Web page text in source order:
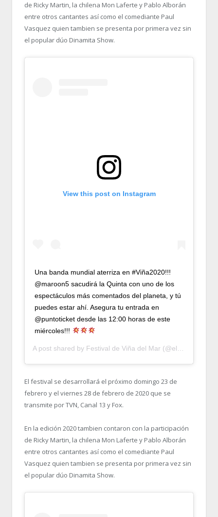
de Ricky Martin, la chilena Mon Laferte y Pablo Alborán
entre otros cantantes así como el comediante Paul
Vasquez quien tambien se presenta por primera vez sin
el popular dúo Dinamita Show.
View this post on Instagram
Una banda mundial aterriza en #Viña2020!!!
@maroon5 sacudirá la Quinta con uno de los
espectáculos más comentados del planeta, y tú
puedes estar ahí. Asegura tu entrada en
@puntoticket desde las 12:00 horas de este
miércoles!!!
A post shared by Festival de Viña del Mar (@elfestivaldevina) on
El festival se desarrollará el próximo domingo 23 de
febrero y el viernes 28 de febrero de 2020 que se
transmite por TVN, Canal 13 y Fox.
En la edición 2020 tambien contaron con la participación
de Ricky Martin, la chilena Mon Laferte y Pablo Alborán
entre otros cantantes así como el comediante Paul
Vasquez quien tambien se presenta por primera vez sin
el popular dúo Dinamita Show.